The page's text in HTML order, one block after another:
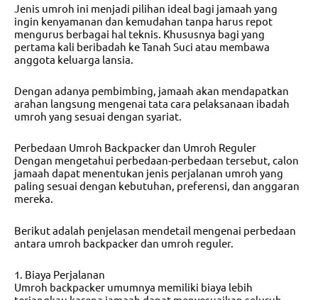
Jenis umroh ini menjadi pilihan ideal bagi jamaah yang
ingin kenyamanan dan kemudahan tanpa harus repot
mengurus berbagai hal teknis. Khususnya bagi yang
pertama kali beribadah ke Tanah Suci atau membawa
anggota keluarga lansia.
Dengan adanya pembimbing, jamaah akan mendapatkan
arahan langsung mengenai tata cara pelaksanaan ibadah
umroh yang sesuai dengan syariat.
Perbedaan Umroh Backpacker dan Umroh Reguler
Dengan mengetahui perbedaan-perbedaan tersebut, calon
jamaah dapat menentukan jenis perjalanan umroh yang
paling sesuai dengan kebutuhan, preferensi, dan anggaran
mereka.
Berikut adalah penjelasan mendetail mengenai perbedaan
antara umroh backpacker dan umroh reguler.
1. Biaya Perjalanan
Umroh backpacker umumnya memiliki biaya lebih